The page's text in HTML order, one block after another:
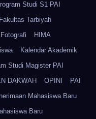
Studi S1 PAI
Fakultas Tarbiyah
Fotografi
HIMA
Kalendar Akademik
Studi Magister PAI
DAKWAH OPINI
PAI
Mahasiswa Baru
Baru